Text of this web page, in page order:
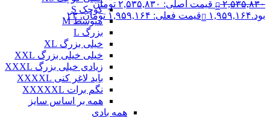
کوچک S
متوسط M
بزرگ L
خیلی بزرگ XL
خیلی خیلی بزرگ XXL
زیادی خیلی بزرگ XXXL
باید لاغر کنی XXXXL
نگم برات XXXXXL
همه بر اساس سایز
همه بادی
۲,۵۳۵,۸۳۰
قیمت اصلی: ۲,۵۳۵,۸۳۰ تومان
بود.۱,۹۵۹,۱۶۴ قیمت فعلی: ۱,۹۵۹,۱۶۴ تومان. ۲۳